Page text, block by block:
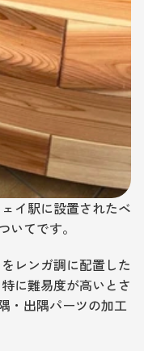
イ駅に設置されたベ
いてです。
レンガ調に配置した
に難易度が高いとさ
・出隅パーツの加工